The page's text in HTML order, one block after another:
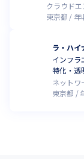
クラウド
東京都
年
ラ・ハイ
インフ
特化・透
ネットワ
東京都